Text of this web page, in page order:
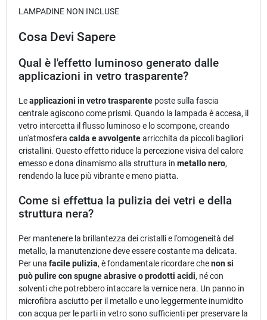
LAMPADINE NON INCLUSE
Cosa Devi Sapere
Qual è l'effetto luminoso generato dalle
applicazioni in vetro trasparente?
Leapplicazioni in vetro trasparente poste sulla fascia
centrale agiscono come prismi. Quando la lampada è accesa, il
vetro intercetta il flusso luminoso e lo scompone, creando
un'atmosfera calda e avvolgentearricchita da piccoli bagliori
cristallini. Questo effetto riduce la percezione visiva del calore
emesso e dona dinamismo alla struttura in metallo nero,
rendendo la luce più vibrante e meno piatta.
Come si effettua la pulizia dei vetri e della
struttura nera?
Per mantenere la brillantezza dei cristalli e l'omogeneità del
metallo, la manutenzione deve essere costante ma delicata.
Per una facile pulizia, è fondamentale ricordare chenon si
può pulire con spugne abrasive o prodotti acidi, né con
solventi che potrebbero intaccare la vernice nera. Un panno in
microfibra asciutto per il metallo e uno leggermente inumidito
con acqua per le parti in vetro sono sufficienti per preservare la